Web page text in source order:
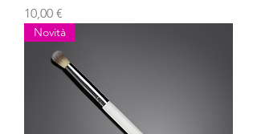
Prezzo
10,00 €
Novità